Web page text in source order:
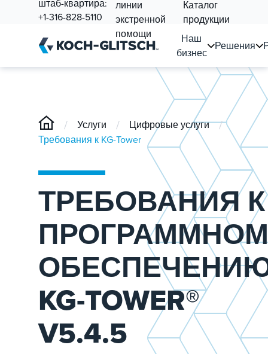
штаб-квартира:
+1-316-828-5110
линии
экстренной
помощи
Каталог
продукции
Наш
бизнес
Решения
/ Услуги / Цифровые услуги /
Требования к KG-Tower
ТРЕБОВАНИЯ К
KG-TOWER®
V5.4.5